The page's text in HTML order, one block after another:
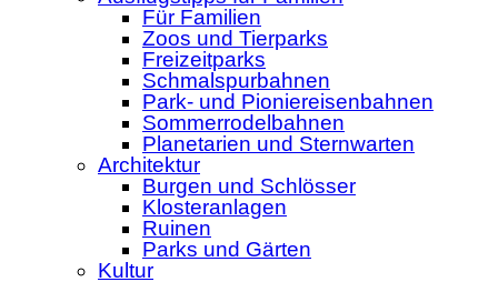
Für Familien
Zoos und Tierparks
Freizeitparks
Schmalspurbahnen
Park- und Pioniereisenbahnen
Sommerrodelbahnen
Planetarien und Sternwarten
Architektur
Burgen und Schlösser
Klosteranlagen
Ruinen
Parks und Gärten
Kultur